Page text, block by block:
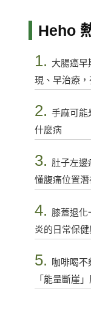
Heho
1. 大腸癌早
現、早治療，
2. 手麻可能
什麼病
3. 肚子左邊
懂腹痛位置
4. 膝蓋退化
炎的日常保
5.
咖啡喝
「能量斷崖